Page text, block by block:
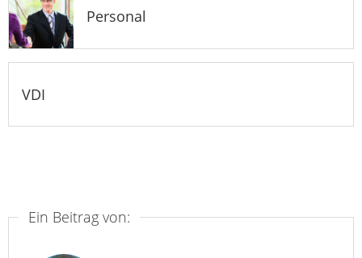
Personal
VDI
Ein Beitrag von: